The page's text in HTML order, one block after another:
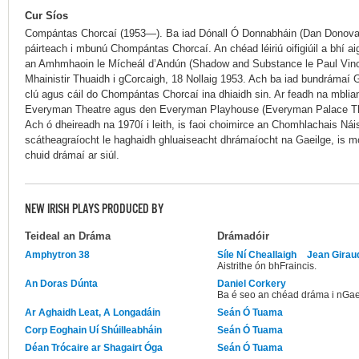
Cur Síos
Compántas Chorcaí (1953—). Ba iad Dónall Ó Donnabháin (Dan
páirteach i mbunú Chompántas Chorcaí. An chéad léiriú oifigiúil a bhí
an Amhmhaoin le Mícheál d’Andún (Shadow and Substance le Paul
Mhainistir Thuaidh i gCorcaigh, 18 Nollaig 1953. Ach ba iad bundrámaí
clú agus cáil do Chompántas Chorcaí ina dhiaidh sin. Ar feadh na
Everyman Theatre agus den Everyman Playhouse (Everyman Palace
Ach ó dheireadh na 1970í i leith, is faoi choimirce an Chomhlachais
scátheagraíocht le haghaidh ghluaiseacht dhrámaíocht na Gaeilge, is
chuid drámaí ar siúl.
NEW IRISH PLAYS PRODUCED BY
Teideal an Dráma Drámadóir
Amphytron 38 Síle Ní Cheallaigh
Jean
Aistrithe ón bhFraincis.
An Doras Dúnta
Daniel Corkery
Ba é seo an chéad dráma i
Ar Aghaidh Leat, A Longadáin
Seán Ó Tuama
Corp Eoghain Uí Shúilleabháin
Seán Ó Tuama
Déan Trócaire ar Shagairt Óga
Seán Ó Tuama